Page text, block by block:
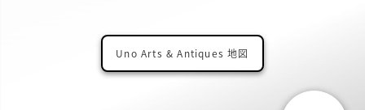
Uno Arts & Antiques 地図